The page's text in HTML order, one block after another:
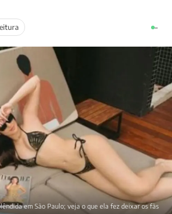
–
em São Paulo; veja o que ela fez deixar os fãs